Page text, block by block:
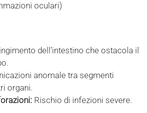
oculari)
dell’intestino che ostacola il
anomale tra segmenti
organi.
Rischio di infezioni severe.